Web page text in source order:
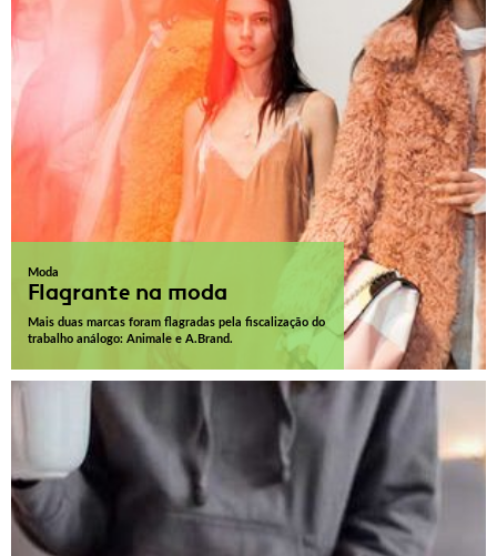
Moda
Flagrante na moda
Mais duas marcas foram flagradas pela fiscalização do
trabalho análogo: Animale e A.Brand.